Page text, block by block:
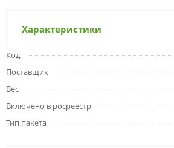
Характеристики
Код
Поставщик
Вес
Включено в росреестр
Тип пакета